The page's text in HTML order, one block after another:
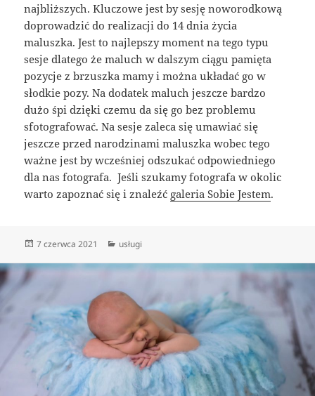
najbliższych. Kluczowe jest by sesję noworodkową
doprowadzić do realizacji do 14 dnia życia
maluszka. Jest to najlepszy moment na tego typu
sesje dlatego że maluch w dalszym ciągu pamięta
pozycje z brzuszka mamy i można układać go w
słodkie pozy. Na dodatek maluch jeszcze bardzo
dużo śpi dzięki czemu da się go bez problemu
sfotografować. Na sesje zaleca się umawiać się
jeszcze przed narodzinami maluszka wobec tego
ważne jest by wcześniej odszukać odpowiedniego
dla nas fotografa. Jeśli szukamy fotografa w okolic
warto zapoznać się i znaleźć galeria Sobie Jestem.
Data
7 czerwca 2021 Kategorie
usługi